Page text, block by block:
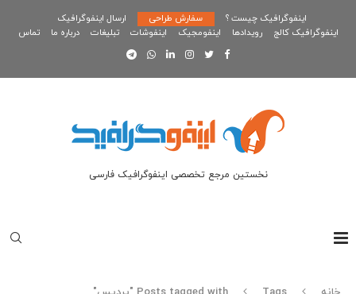
اینفوگرافیک چیست ؟ سفارش طراحی
ارسال اینفوگرافیک
اینفوگرافیک کالج
رویدادها اینفومجیک اینفوشات تبلیغات درباره ما تماس
نخستین مرجع تخصصی اینفوگرافیک فارسی